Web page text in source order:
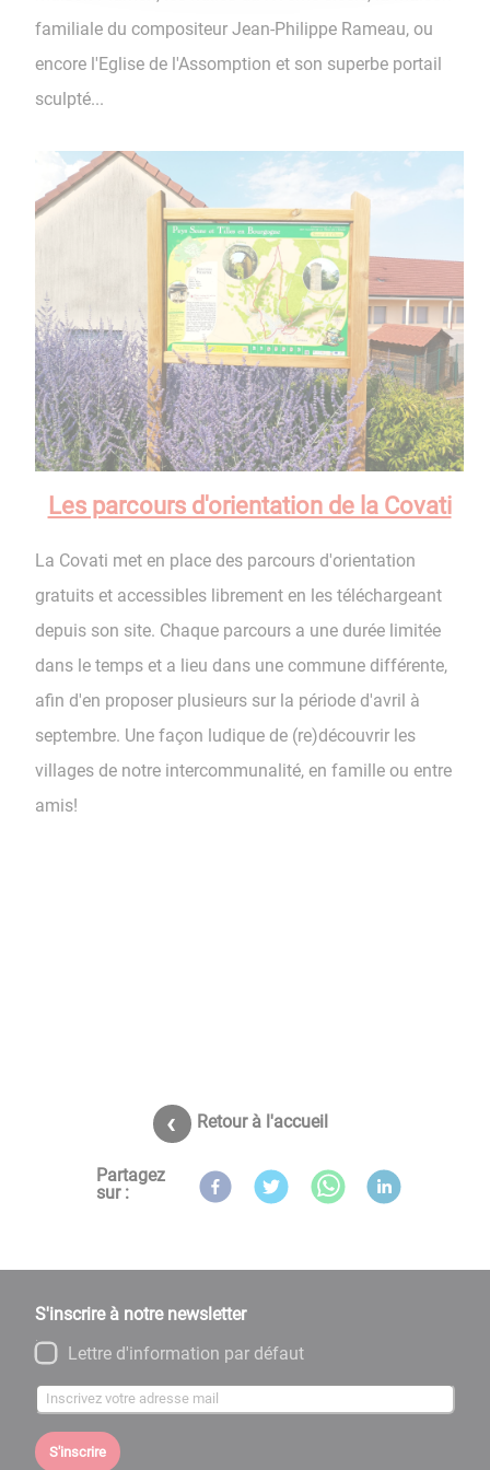
familiale du compositeur Jean-Philippe Rameau, ou
encore l'Eglise de l'Assomption et son superbe portail
sculpté...
Les parcours d'orientation de la Covati
La Covati met en place des parcours d'orientation
gratuits et accessibles librement en les téléchargeant
depuis son site. Chaque parcours a une durée limitée
dans le temps et a lieu dans une commune différente,
afin d'en proposer plusieurs sur la période d'avril à
septembre. Une façon ludique de (re)découvrir les
villages de notre intercommunalité, en famille ou entre
amis!
Retour à l'accueil
Partagez
sur :
S'inscrire à notre newsletter
Lettre d'information par défaut
S'inscrire